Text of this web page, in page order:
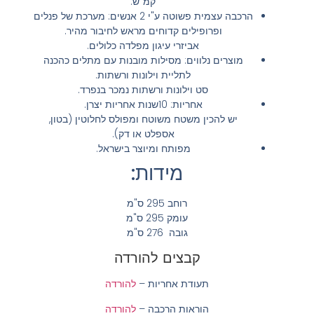
הרכבה עצמית פשוטה ע"י 2 אנשים: מערכת של פנלים
ופרופילים קדוחים מראש לחיבור מהיר.
אביזרי עיגון מפלדה כלולים.
מוצרים נלווים: מסילות מובנות עם מתלים כהכנה
לתליית וילונות ורשתות.
סט וילונות ורשתות נמכר בנפרד.
אחריות: 10שנות אחריות יצרן.
יש להכין משטח משוטח ומפולס לחלוטין (בטון,
אספלט או דק).
מפותח ומיוצר בישראל.
מידות:
רוחב 295 ס"מ
עומק 295 ס"מ
גובה 276 ס"מ
קבצים להורדה
תעודת אחריות – להורדה
הוראות הרכבה – להורדה